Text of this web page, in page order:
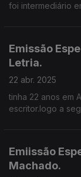
foi intermediário
Emissão
Letria.
22 abr. 2025
tinha 22 anos em
escritor.logo a
Emiissão
Machado.